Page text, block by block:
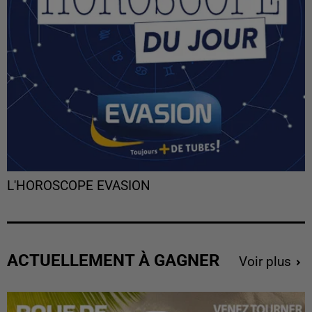
L'HOROSCOPE EVASION
ACTUELLEMENT À GAGNER Voir plus